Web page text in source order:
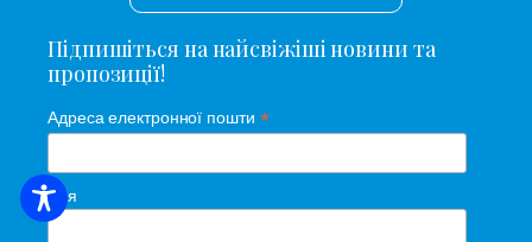
ПОШУК ЖИТЛА
Підпишіться на найсвіжіші новини та
пропозиції!
Адреса електронної пошти *
Ім'я